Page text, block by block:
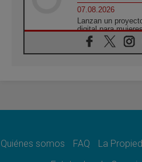
07.08.2026
Lanzan un
digital para
07.08.2026
Programa oficial
06.08.2026
06.08.2026
Quiénes somos FAQ La